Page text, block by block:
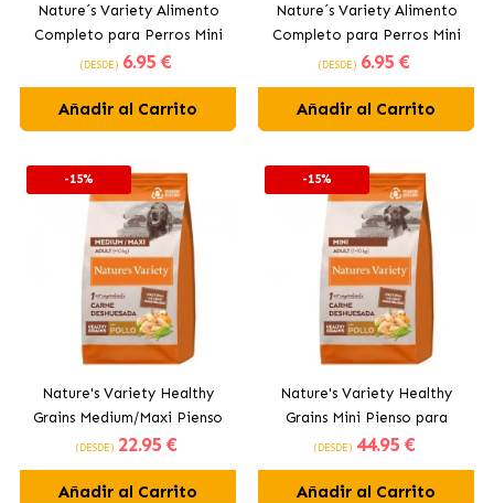
Nature´s Variety Alimento
Completo para Perros Mini
con Pavo
(DESDE) 6.95 €
Añadir al Carrito
Nature´s Variety Alimento
Completo para Perros Mini
con Pollo
(DESDE) 6.95 €
Añadir al Carrito
-15%
Nature's Variety Healthy
Grains Medium/Maxi Pienso
para Perros con Pollo
(DESDE) 22.95 €
Añadir al Carrito
-15%
Nature's Variety Healthy
Grains Mini Pienso para
Perros Pequeños con Pollo
(DESDE) 44.95 €
Añadir al Carrito